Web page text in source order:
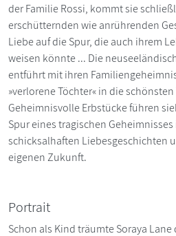
der Familie Rossi, kommt sie
erschütternden wie anrührenden
Liebe auf die Spur, die auch ihrem
weisen könnte ... Die
entführt mit ihren
»verlorene Töchter« in die
Geheimnisvolle Erbstücke führen
Spur eines tragischen
schicksalhaften Liebesgeschichten
eigenen Zukunft.
Portrait
Schon als Kind träumte Soraya